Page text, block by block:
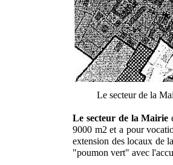
Le secteur de la
Le secteur de la Mairie
9000 m2 et a pour
extension des locaux de
"poumon vert" avec